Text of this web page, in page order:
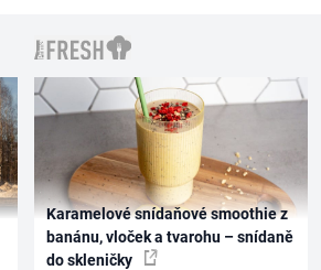
Karamelové snídaňové smoothie z
banánu, vloček a tvarohu – snídaně
do skleničky